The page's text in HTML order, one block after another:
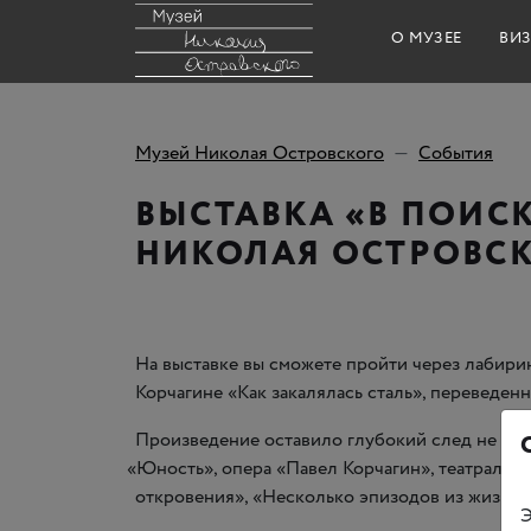
О МУЗЕЕ
Музей Николая Островского События
ВЫСТАВКА «В
НИКОЛАЯ
На выставке вы сможете пройти через
Корчагине «Как закалялась сталь»,
Произведение оставило глубокий след не
«Юность», опера «Павел Корчагин»,
откровения», «Несколько эпизодов из жизни